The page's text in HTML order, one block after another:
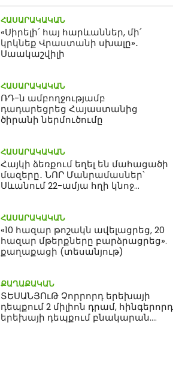
ՀԱՍԱՐԱԿԱԿԱՆ
«Սիրելի՛ հայ հարևաններ, մի՛
կրկնեք Վրաստանի սխալը»․
Սաակաշվիլի
ՀԱՍԱՐԱԿԱԿԱՆ
ՌԴ-ն ամբողջությամբ
դադարեցրեց Հայաստանից
ծիրանի ներմուծումը
ՀԱՍԱՐԱԿԱԿԱՆ
Հայկի ձեռքում եղել են մահացածի
մազերը․ ՆՈՐ Մանրամասներ՝
Սևանում 22-ամյա հղի կնոջ
ՀԱՍԱՐԱԿԱԿԱՆ
«10 հազար թոշակն ավելացրեց, 20
հազար մթերքները բարձրացրեց».
քաղաքացի (տեսանյութ)
ՔԱՂԱՔԱԿԱՆ
ՏԵՍԱՆՅՈւԹ Չորրորդ երեխայի
դեպքում 2 միլիոն դրամ, հինգերորդ
երեխայի դեպքում բնակարան.